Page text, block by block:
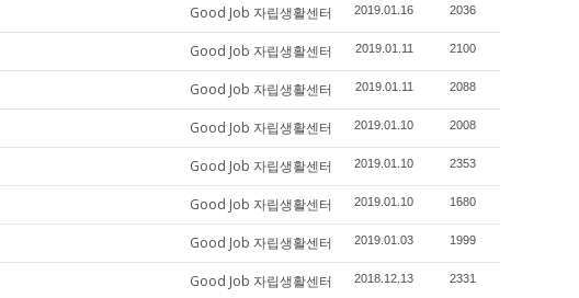
Good Job 자립생활센터 2019.01.16 2036
Good Job 자립생활센터 2019.01.11 2100
Good Job 자립생활센터 2019.01.11 2088
Good Job 자립생활센터 2019.01.10 2008
Good Job 자립생활센터 2019.01.10 2353
Good Job 자립생활센터 2019.01.10 1680
Good Job 자립생활센터 2019.01.03 1999
Good Job 자립생활센터 2018.12.13 2331